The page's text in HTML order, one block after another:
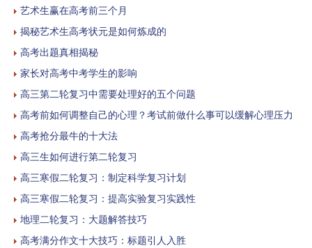
艺术生赢在高考前三个月
揭秘艺术生高考状元是如何炼成的
高考出题真相揭秘
家长对高考中考学生的影响
高三第二轮复习中需要处理好的五个问题
高考前如何调整自己的心理？考试前做什么事可以缓解心理压力
高考抢分最牛的十大法
高三生如何进行第二轮复习
高三寒假二轮复习：制定科学复习计划
高三寒假二轮复习：提高实验复习实践性
地理二轮复习：大题解答技巧
高考满分作文十大技巧：标题引人入胜